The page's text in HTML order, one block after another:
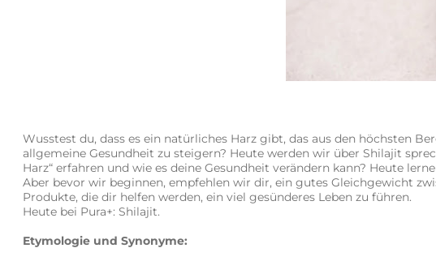
Wusstest du, dass es ein natürliches Harz gibt, das aus den höchsten
allgemeine Gesundheit zu steigern? Heute werden wir über Shilajit
Harz“ erfahren und wie es deine Gesundheit verändern kann? Heute
Aber bevor wir beginnen, empfehlen wir dir, ein gutes Gleichgewicht
Produkte, die dir helfen werden, ein viel gesünderes Leben zu führen.
Heute bei Pura+: Shilajit.
Etymologie und Synonyme: